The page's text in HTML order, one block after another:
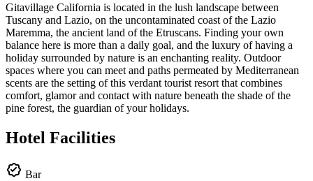
Gitavillage California is located in the lush landscape between
Tuscany and Lazio, on the uncontaminated coast of the Lazio
Maremma, the ancient land of the Etruscans. Finding your own
balance here is more than a daily goal, and the luxury of having a
holiday surrounded by nature is an enchanting reality. Outdoor
spaces where you can meet and paths permeated by Mediterranean
scents are the setting of this verdant tourist resort that combines
comfort, glamor and contact with nature beneath the shade of the
pine forest, the guardian of your holidays.
Hotel Facilities
Bar